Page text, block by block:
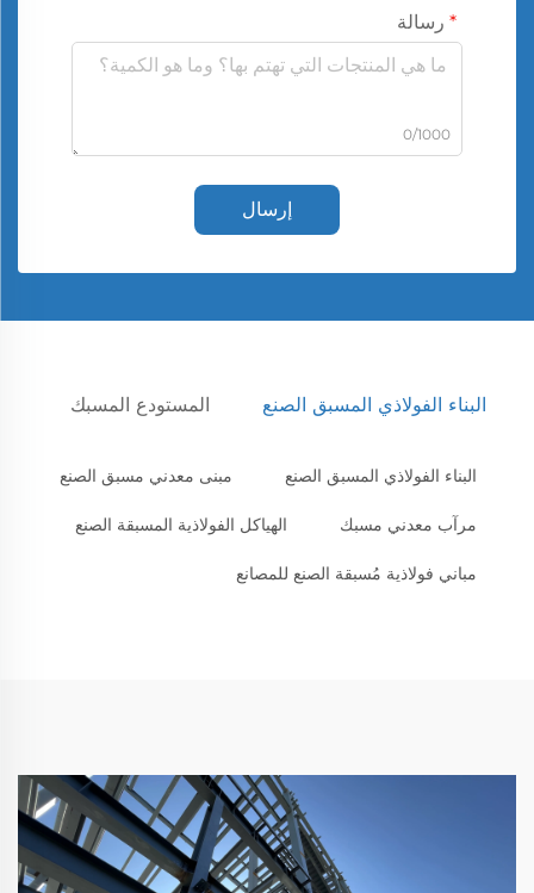
رسالة
0/1000
إرسال
البناء الفولاذي المسبق الصنع المستودع المسبك
البناء الفولاذي المسبق الصنع مبنى معدني مسبق الصنع
مرآب معدني مسبك الهياكل الفولاذية المسبقة الصنع
مباني فولاذية مُسبقة الصنع للمصانع